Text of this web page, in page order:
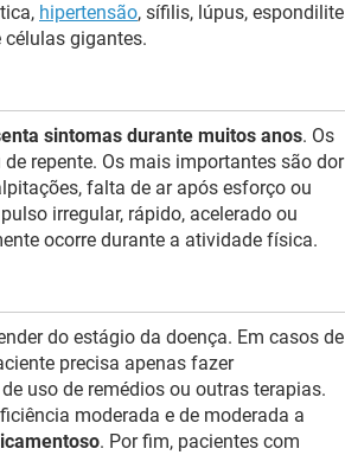
hipertensão, sífilis, lúpus, espondilite
gigantes.
sintomas durante muitos anos. Os
repente. Os mais importantes são dor
falta de ar após esforço ou
irregular, rápido, acelerado ou
ocorre durante a atividade física.
do estágio da doença. Em casos de
precisa apenas fazer
uso de remédios ou outras terapias.
moderada e de moderada a
. Por fim, pacientes com